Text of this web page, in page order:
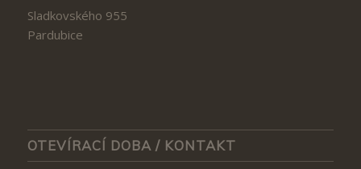
Sladkovského 955
Pardubice
OTEVÍRACÍ DOBA / KONTAKT